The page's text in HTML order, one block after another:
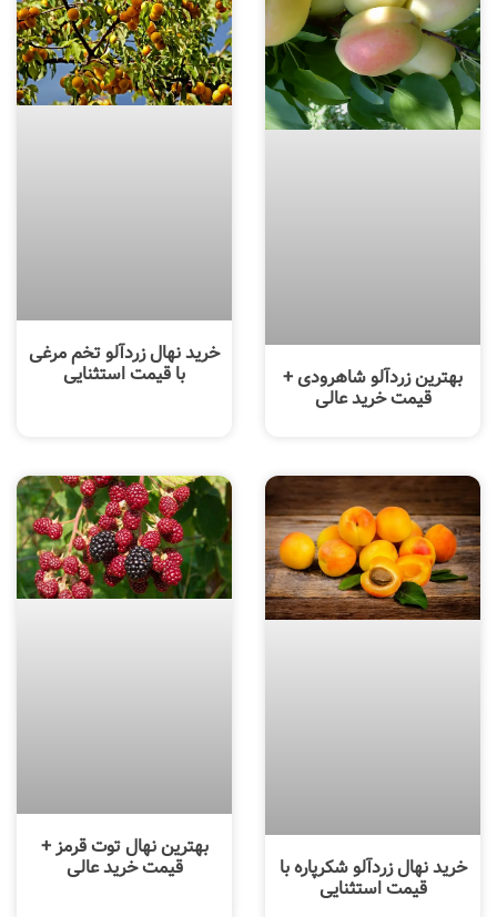
بهترین زردآلو شاهرودی +
قیمت خرید عالی
خرید نهال زردآلو تخم مرغی
با قیمت استثنایی
خرید نهال زردآلو شکرپاره با
قیمت استثنایی
بهترین نهال توت قرمز +
قیمت خرید عالی